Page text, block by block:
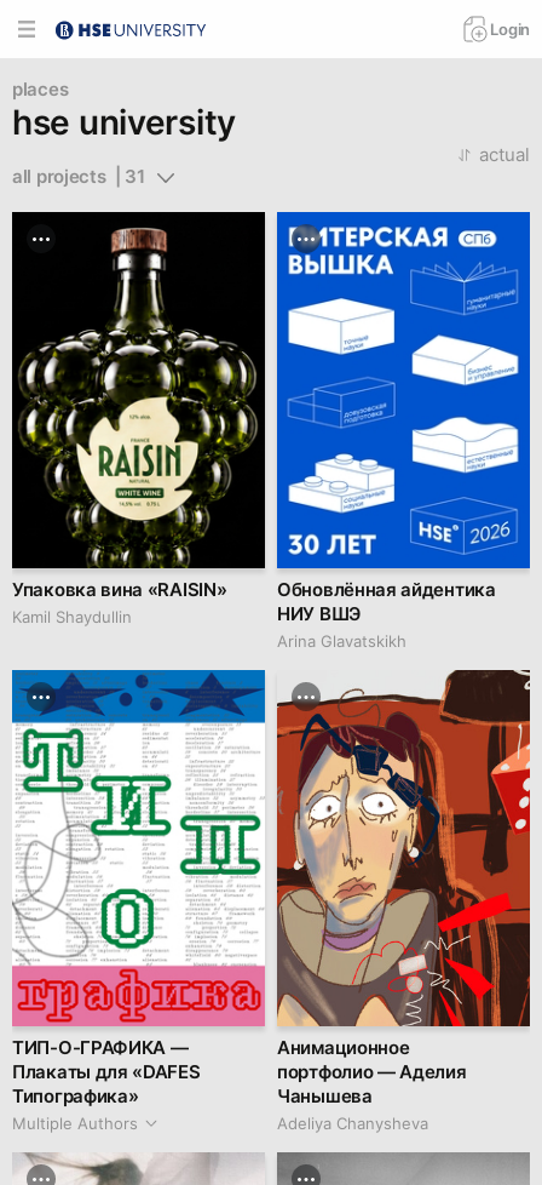
Login
places
hse university
all projects  | 31
actual
Упаковка вина «RAISIN»
Kamil Shaydullin
Обновлённая айдентика
НИУ ВШЭ
Arina Glavatskikh
ТИП-О-ГРАФИКА —
Плакаты для «DAFES
Типографика»
Multiple Authors
Анимационное
портфолио — Аделия
Чанышева
Adeliya Chanysheva